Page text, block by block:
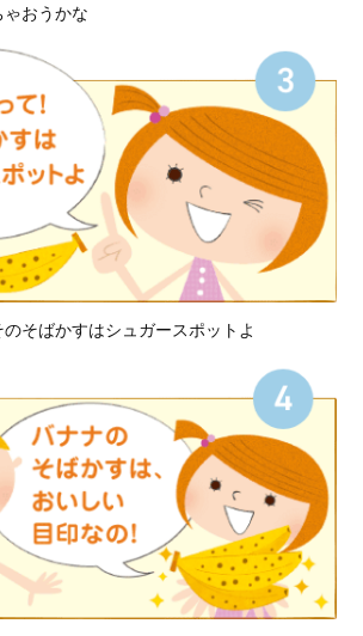
おうかな
そばかすはシュガースポットよ